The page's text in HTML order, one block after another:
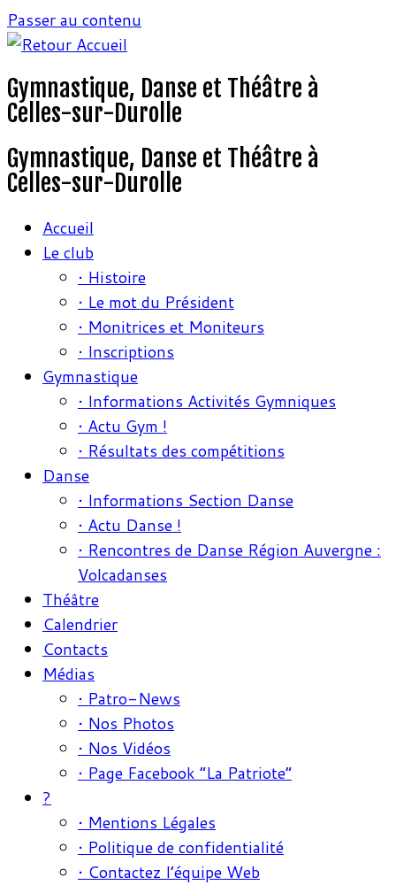
Passer au contenu
Gymnastique, Danse et Théâtre à
Celles-sur-Durolle
Gymnastique, Danse et Théâtre à
Celles-sur-Durolle
Accueil
Le club
• Histoire
• Le mot du Président
• Monitrices et Moniteurs
• Inscriptions
Gymnastique
• Informations Activités Gymniques
• Actu Gym !
• Résultats des compétitions
Danse
• Informations Section Danse
• Actu Danse !
• Rencontres de Danse Région Auvergne :
Volcadanses
Théâtre
Calendrier
Contacts
Médias
• Patro-News
• Nos Photos
• Nos Vidéos
• Page Facebook “La Patriote”
?
• Mentions Légales
• Politique de confidentialité
• Contactez l’équipe Web